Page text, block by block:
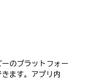
のプラットフォー
ます。アプリ内